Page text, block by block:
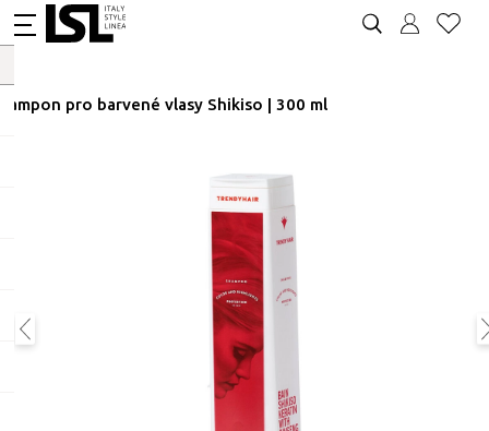
Šampon pro barvené vlasy Shikiso | 300 ml